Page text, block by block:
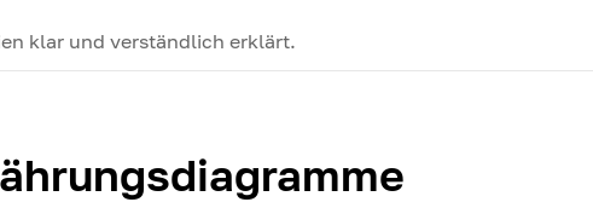
klar und verständlich erklärt.